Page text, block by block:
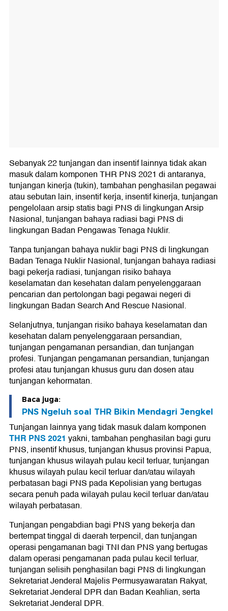
Sebanyak 22 tunjangan dan insentif lainnya tidak akan
masuk dalam komponen THR PNS 2021 di antaranya,
tunjangan kinerja (tukin), tambahan penghasilan pegawai
atau sebutan lain, insentif kerja, insentif kinerja, tunjangan
pengelolaan arsip statis bagi PNS di lingkungan Arsip
Nasional, tunjangan bahaya radiasi bagi PNS di
lingkungan Badan Pengawas Tenaga Nuklir.
Tanpa tunjangan bahaya nuklir bagi PNS di lingkungan
Badan Tenaga Nuklir Nasional, tunjangan bahaya radiasi
bagi pekerja radiasi, tunjangan risiko bahaya
keselamatan dan kesehatan dalam penyelenggaraan
pencarian dan pertolongan bagi pegawai negeri di
lingkungan Badan Search And Rescue Nasional.
Selanjutnya, tunjangan risiko bahaya keselamatan dan
kesehatan dalam penyelenggaraan persandian,
tunjangan pengamanan persandian, dan tunjangan
profesi. Tunjangan pengamanan persandian, tunjangan
profesi atau tunjangan khusus guru dan dosen atau
tunjangan kehormatan.
Baca juga:
PNS Ngeluh soal THR Bikin Mendagri Jengkel
Tunjangan lainnya yang tidak masuk dalam komponen
THR PNS 2021 yakni, tambahan penghasilan bagi guru
PNS, insentif khusus, tunjangan khusus provinsi Papua,
tunjangan khusus wilayah pulau kecil terluar, tunjangan
khusus wilayah pulau kecil terluar dan/atau wilayah
perbatasan bagi PNS pada Kepolisian yang bertugas
secara penuh pada wilayah pulau kecil terluar dan/atau
wilayah perbatasan.
Tunjangan pengabdian bagi PNS yang bekerja dan
bertempat tinggal di daerah terpencil, dan tunjangan
operasi pengamanan bagi TNI dan PNS yang bertugas
dalam operasi pengamanan pada pulau kecil terluar,
tunjangan selisih penghasilan bagi PNS di lingkungan
Sekretariat Jenderal Majelis Permusyawaratan Rakyat,
Sekretariat Jenderal DPR dan Badan Keahlian, serta
Sekretariat Jenderal DPR.